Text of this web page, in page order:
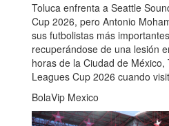
Toluca enfrenta a Seattle
Cup 2026, pero Antonio
sus futbolistas más
recuperándose de una lesión
horas de la Ciudad de
Leagues Cup 2026 cuando
BolaVip Mexico